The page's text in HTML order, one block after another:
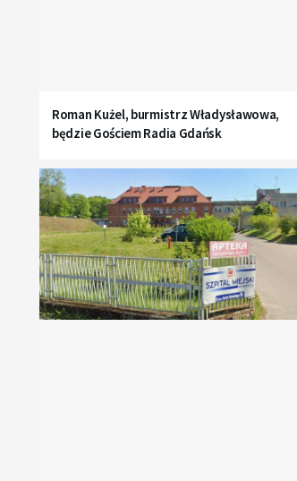
Roman Kużel, burmistrz Władysławowa,
będzie Gościem Radia Gdańsk